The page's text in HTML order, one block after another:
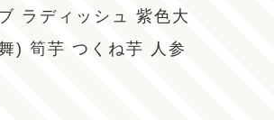
ラディッシュ
紫色大
) 筍芋 つくね芋
人参